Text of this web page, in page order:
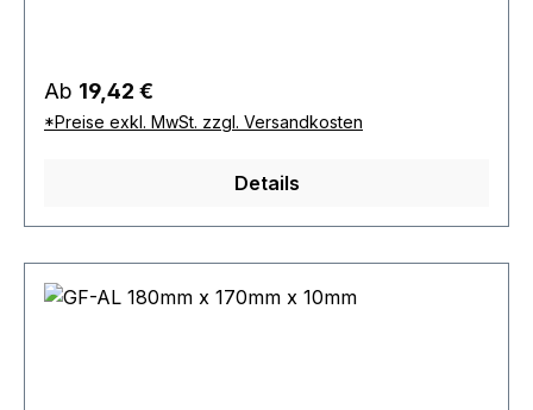
Regulärer Preis:
Ab 19,42 €
*Preise exkl. MwSt. zzgl. Versandkosten
Details